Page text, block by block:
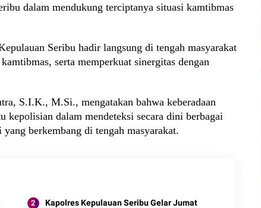
dalam mendukung terciptanya situasi kamtibmas
Seribu hadir langsung di tengah masyarakat
serta memperkuat sinergitas dengan
S.I.K., M.Si., mengatakan bahwa keberadaan
kepolisian dalam mendeteksi secara dini berbagai
berkembang di tengah masyarakat.
Kapolres Kepulauan Seribu Gelar Jumat